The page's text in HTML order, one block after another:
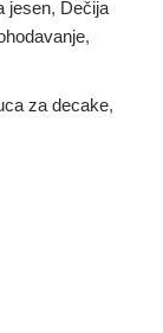
jesen, Dečija
,
za decake,